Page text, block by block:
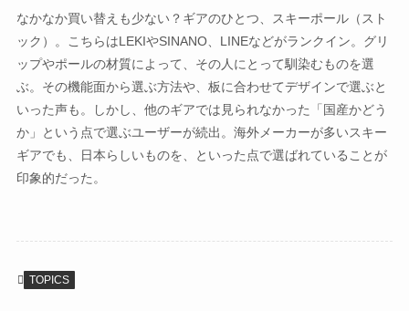
なかなか買い替えも少ない？ギアのひとつ、スキーポール（スト
ック）。こちらはLEKIやSINANO、LINEなどがランクイン。グリ
ップやポールの材質によって、その人にとって馴染むものを選
ぶ。その機能面から選ぶ方法や、板に合わせてデザインで選ぶと
いった声も。しかし、他のギアでは見られなかった「国産かどう
か」という点で選ぶユーザーが続出。海外メーカーが多いスキー
ギアでも、日本らしいものを、といった点で選ばれていることが
印象的だった。
TOPICS